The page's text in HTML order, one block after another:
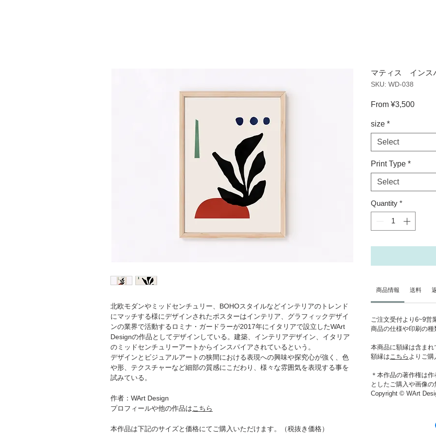
北欧モダンやミッドセンチュリー、BOHOスタイルなどインテリアのトレンド
にマッチする様にデザインされたポスターはインテリア、グラフィックデザイ
ンの業界で活動するロミナ・ガードラーが2017年にイタリアで設立したWArt
Designの作品としてデザインしている。建築、インテリアデザイン、イタリア
のミッドセンチュリーアートからインスパイアされているという。
デザインとビジュアルアートの狭間における表現への興味や探究心が強く、色
や形、テクスチャーなど細部の質感にこだわり、様々な雰囲気を表現する事を
試みている。
作者：WArt Design
プロフィールや他の作品はこちら
本作品は下記のサイズと価格にてご購入いただけます。（税抜き価格）
マティス インス
SKU: WD-038
From ¥3,500Sale
size *
Select
Print Type *
Select
Quantity *
商品情報 送料
ご注文受付より6~9営
商品の仕様や印刷の
本商品に額縁は含まれ
額縁は こちら よりご購
＊本作品の著作権は
としたご購入や画像の
Copyright © WArt